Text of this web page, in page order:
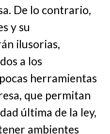
De lo contrario,
y su
ilusorias,
a los
herramientas
que permitan
última de la ley,
ambientes